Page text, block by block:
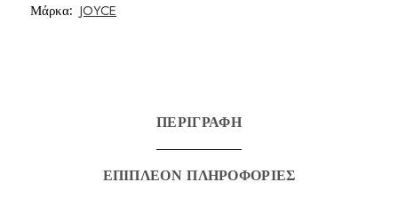
Μάρκα: JOYCE
ΠΕΡΙΓΡΑΦΉ
ΕΠΙΠΛΈΟΝ ΠΛΗΡΟΦΟΡΊΕΣ